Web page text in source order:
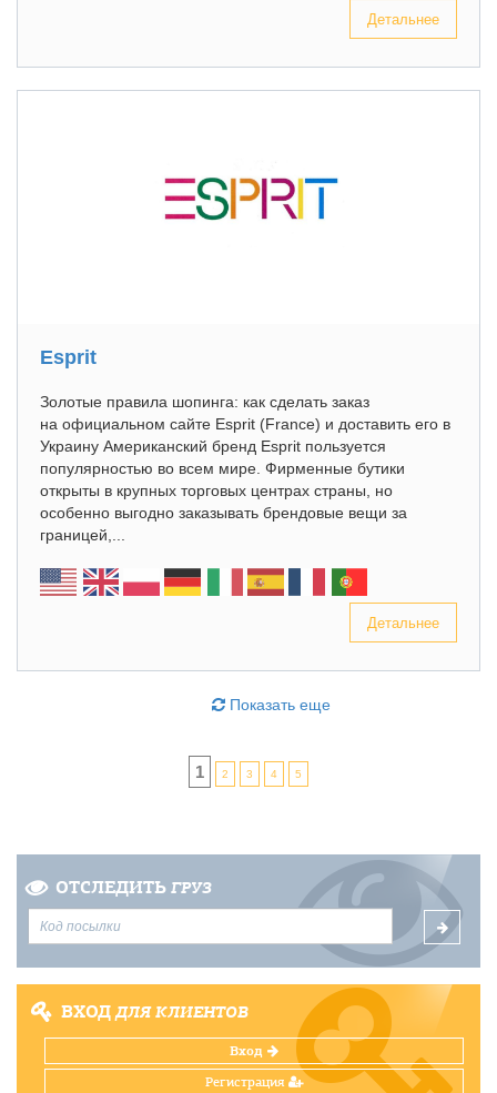
Детальнее
Esprit
Золотые правила шопинга: как сделать заказ
на официальном сайте Esprit (France) и доставить его в
Украину Американский бренд Esprit пользуется
популярностью во всем мире. Фирменные бутики
открыты в крупных торговых центрах страны, но
особенно выгодно заказывать брендовые вещи за
границей,...
Детальнее
Показать еще
1 2 3 4 5
ОТСЛЕДИТЬ ГРУЗ
ВХОДДЛЯ КЛИЕНТОВ
Вход
Регистрация